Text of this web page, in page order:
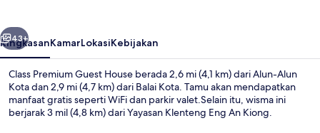
Berikutnya
43+
RingkasanKamarLokasiKebijakan
Class Premium Guest House berada 2,6 mi (4,1 km) dari Alun-Alun
Kota dan 2,9 mi (4,7 km) dari Balai Kota. Tamu akan mendapatkan
manfaat gratis seperti WiFi dan parkir valet.Selain itu, wisma ini
berjarak 3 mil (4,8 km) dari Yayasan Klenteng Eng An Kiong.